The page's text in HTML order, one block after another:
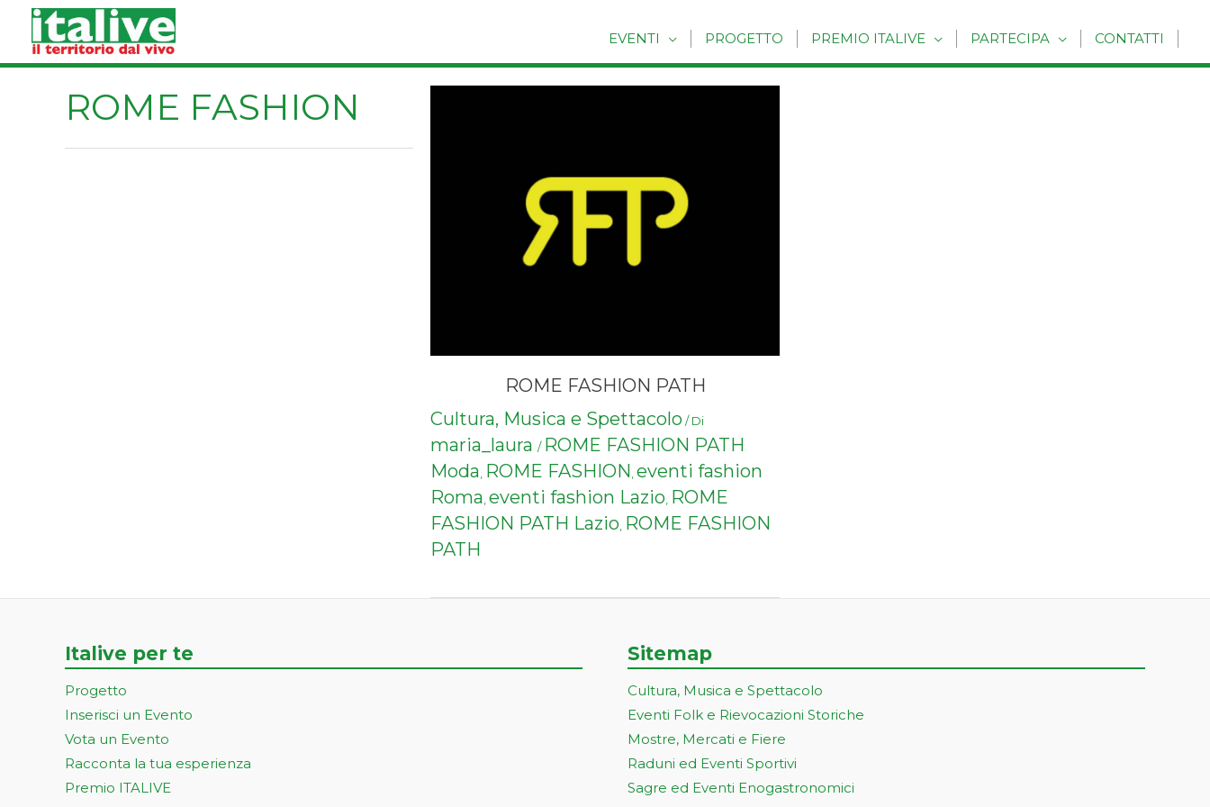
contenuto
EVENTI PROGETTO PREMIO ITALIVE PARTECIPA CONTATTI
ROME FASHION
ROME FASHION PATH
Cultura, Musica e Spettacolo / Di
maria_laura / ROME FASHION PATH
Moda, ROME FASHION,eventi fashion
Roma,eventi fashion Lazio, ROME
FASHION PATH Lazio, ROME FASHION
PATH
Italive per te
Progetto
Inserisci un Evento
Vota un Evento
Racconta la tua esperienza
Premio ITALIVE
Sitemap
Cultura, Musica e Spettacolo
Eventi Folk e Rievocazioni Storiche
Mostre, Mercati e Fiere
Raduni ed Eventi Sportivi
Sagre ed Eventi Enogastronomici